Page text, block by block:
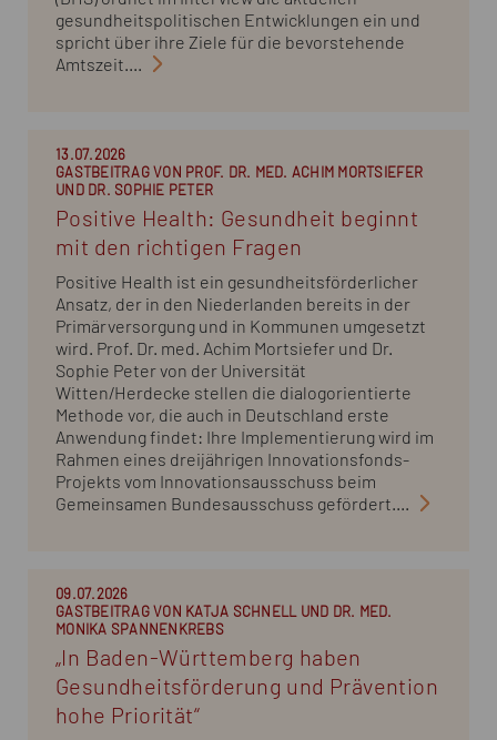
gesundheitspolitischen Entwicklungen ein und
spricht über ihre Ziele für die bevorstehende
Amtszeit....
13.07.2026
GASTBEITRAG VON PROF. DR. MED. ACHIM MORTSIEFER
UND DR. SOPHIE PETER
Positive Health: Gesundheit beginnt
mit den richtigen Fragen
Positive Health ist ein gesundheitsförderlicher
Ansatz, der in den Niederlanden bereits in der
Primärversorgung und in Kommunen umgesetzt
wird. Prof. Dr. med. Achim Mortsiefer und Dr.
Sophie Peter von der Universität
Witten/Herdecke stellen die dialogorientierte
Methode vor, die auch in Deutschland erste
Anwendung findet: Ihre Implementierung wird im
Rahmen eines dreijährigen Innovationsfonds-
Projekts vom Innovationsausschuss beim
Gemeinsamen Bundesausschuss gefördert....
09.07.2026
GASTBEITRAG VON KATJA SCHNELL UND DR. MED.
MONIKA SPANNENKREBS
„In Baden-Württemberg haben
Gesundheitsförderung und Prävention
hohe Priorität“